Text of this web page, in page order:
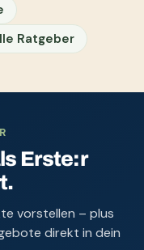
Ratgeber
Erste:r
vorstellen – plus
direkt in dein